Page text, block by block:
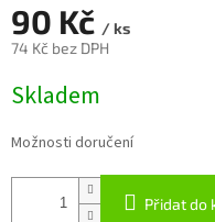
90 Kč / ks
74 Kč bez DPH
cena:
Skladem
Možnosti doručení
Přidat do